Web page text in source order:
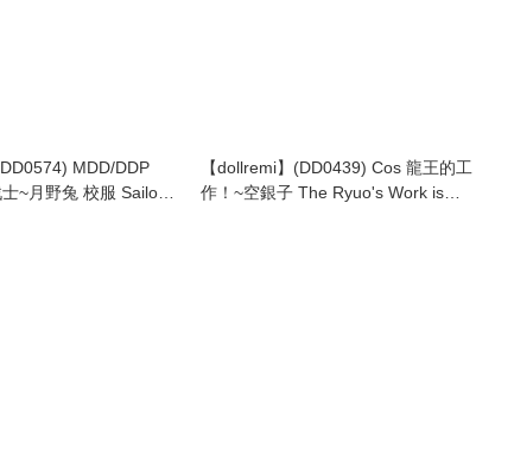
MDD/DDP
~月野兔 校服 Sailor
【dollremi】(DD0439) Cos 龍王的工
作！~空銀子 The Ryuo's Work is